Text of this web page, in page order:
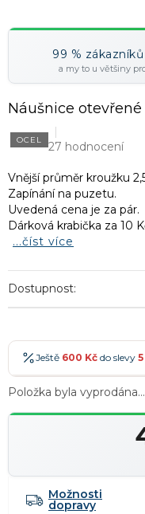
99 %
a my to u většiny
Náušnice
OCEL 27 hodnocení
Vnější průměr kroužku
Zapínání na puzetu.
Uvedená cena je za pár.
Dárková krabička za 10
...číst více
Dostupnost:
Ještě 600 Kč do slevy 5
600 Kč →-5 %
900 Kč →-7 %
Položka byla vyprodána…
Možnosti
dopravy